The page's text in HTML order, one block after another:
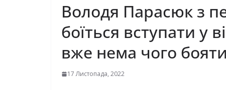
Володя Парасюк з
боїться вступати у
вже нема чого
17 Листопада, 2022